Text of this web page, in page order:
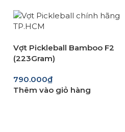
Vợt Pickleball Bamboo F2
(223Gram)
790.000₫
Thêm vào giỏ hàng